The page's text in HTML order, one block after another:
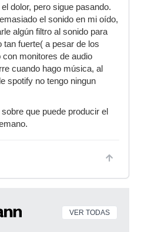
dolor, pero sigue pasando.
el sonido en mi oído,
algún filtro al sonido para
tan fuerte( a pesar de los
monitores de audio
cuando hago música, al
spotify no tengo ningun
que puede producir el
VER TODAS